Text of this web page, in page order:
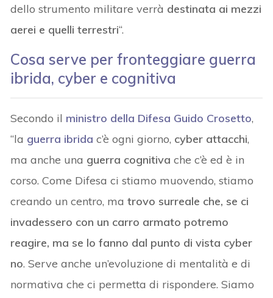
dello strumento militare verrà destinata ai mezzi
aerei e quelli terrestri“.
Cosa serve per fronteggiare guerra
ibrida, cyber e cognitiva
Secondo il ministro della Difesa Guido Crosetto,
“la guerra ibrida c’è ogni giorno, cyber attacchi,
ma anche una guerra cognitiva che c’è ed è in
corso. Come Difesa ci stiamo muovendo, stiamo
creando un centro, matrovo surreale che, se ci
invadessero con un carro armato potremo
reagire, ma se lo fanno dal punto di vista cyber
no. Serve anche un’evoluzione di mentalità e di
normativa che ci permetta di rispondere. Siamo